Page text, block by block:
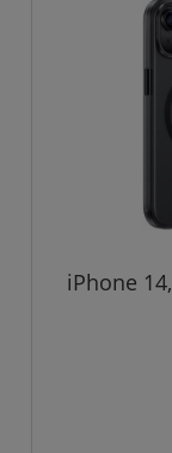
iPhone